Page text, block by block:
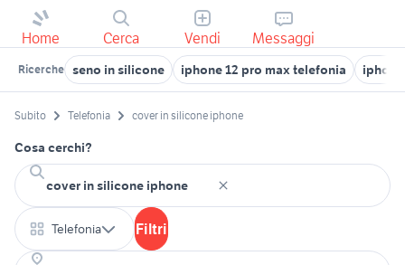
Home Cerca Vendi Messaggi
Ricerche seno in silicone iphone 12 pro max telefonia
Subito Telefonia cover in silicone iphone
Cosa cerchi?
Telefonia Filtri